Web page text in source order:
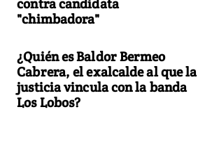
"chimbadora"
¿Quién es Baldor Bermeo
Cabrera, el exalcalde al que la
justicia vincula con la banda
Los Lobos?